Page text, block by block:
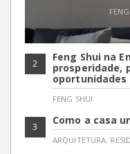
2
Feng Shui na
prosperidade,
oportunidades
FENG SHUI
3 Como a casa
ARQUITETURA,